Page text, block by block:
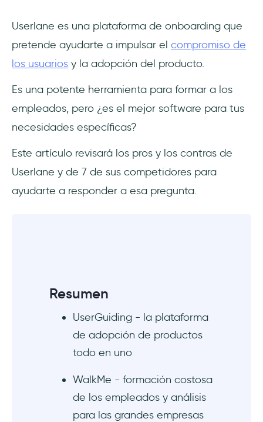
2. WalkMe - formación de empleados y
análisis de costes para grandes empresas
3. Whatfix - adopción digital generalista
4. Stonly - herramienta de adopción de
conocimientos, pero escasa
personalización
5. SAP Enable Now - adopción de software
para hacer sencillos tours del producto
Preguntas Frecuentes
¿Quién debería usar Userlane?
¿Cuánto cuesta Userlane?
Userlane es una plataforma de onboarding que
pretende ayudarte a impulsar el compromiso de
los usuarios y la adopción del producto.
Es una potente herramienta para formar a los
empleados, pero ¿es el mejor software para tus
necesidades específicas?
Este artículo revisará los pros y los contras de
Userlane y de 7 de sus competidores para
ayudarte a responder a esa pregunta.
Resumen
UserGuiding - la plataforma
de adopción de productos
todo en uno
WalkMe - formación costosa
de los empleados y análisis
para las grandes empresas